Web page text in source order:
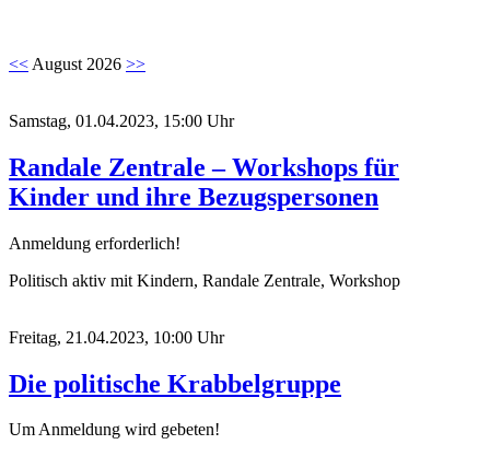
<< August 2026 >>
Samstag, 01.04.2023, 15:00 Uhr
Randale Zentrale – Workshops für
Kinder und ihre Bezugspersonen
Anmeldung erforderlich!
Politisch aktiv mit Kindern, Randale Zentrale, Workshop
Freitag, 21.04.2023, 10:00 Uhr
Die politische Krabbelgruppe
Um Anmeldung wird gebeten!